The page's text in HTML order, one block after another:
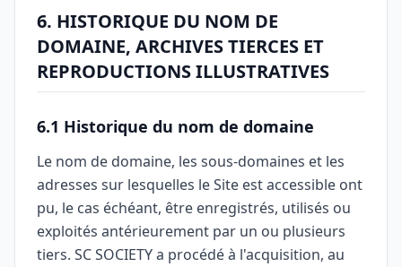
6. HISTORIQUE DU NOM DE
DOMAINE, ARCHIVES TIERCES ET
REPRODUCTIONS ILLUSTRATIVES
6.1 Historique du nom de domaine
Le nom de domaine, les sous-domaines et les
adresses sur lesquelles le Site est accessible ont
pu, le cas échéant, être enregistrés, utilisés ou
exploités antérieurement par un ou plusieurs
tiers. SC SOCIETY a procédé à l'acquisition, au